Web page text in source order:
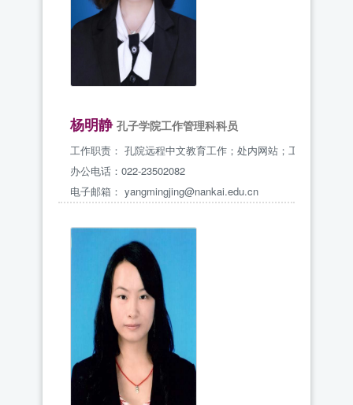
杨明静 孔子学院工作管理科科员
工作职责： 孔院远程中文教育工作；处内网站；工会工作
办公电话：022-23502082
电子邮箱： yangmingjing@nankai.edu.cn